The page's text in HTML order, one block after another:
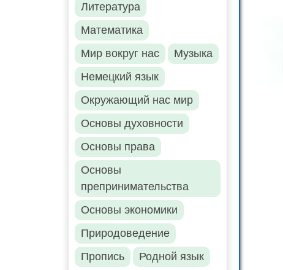
Литература
Математика
Мир вокруг нас
Музыка
Немецкий язык
Окружающий нас мир
Основы духовности
Основы права
Основы
препринимательства
Основы экономики
Природоведение
Пропись
Родной язык